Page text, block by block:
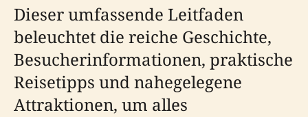
Dieser umfassende Leitfaden
beleuchtet die reiche Geschichte,
Besucherinformationen, praktische
Reisetipps und nahegelegene
Attraktionen, um alles